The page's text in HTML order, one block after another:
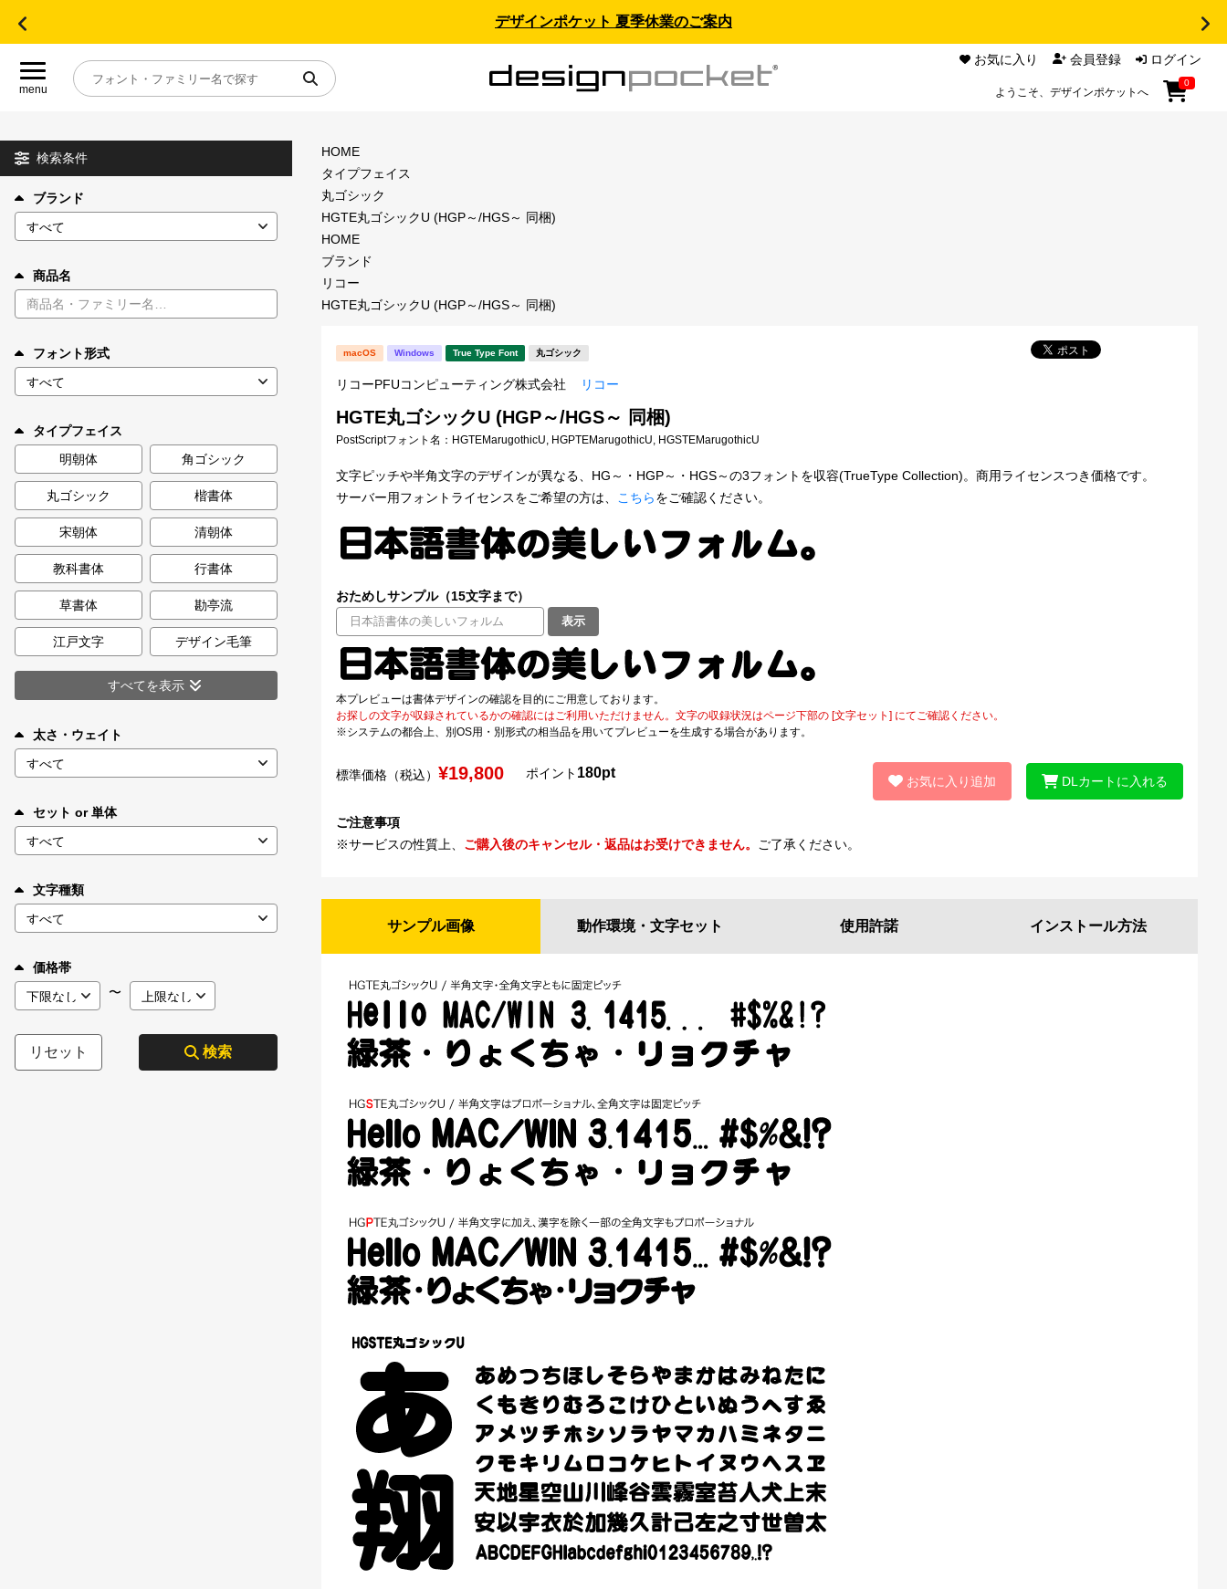
デザインポケット 夏季休業のご案内
menu
お気に入り 会員登録 ログイン
ようこそ、デザインポケットへ
0
目的別フォントガイド
特集
年間ライセンス商品
キャンペーン一覧
カート 0
マイページ
お気に入り
ご利用ガイド
お問い合わせ
検索条件
ブランド
商品名
フォント形式
タイプフェイス
明朝体
角ゴシック
丸ゴシック 楷書体
宋朝体 清朝体
教科書体 行書体
草書体 勘亭流
江戸文字 デザイン毛筆
すべてを表示
太さ・ウェイト
セット or 単体
文字種類
価格帯
〜
リセット 検索
HOME
タイプフェイス
丸ゴシック
HGTE丸ゴシックU (HGP～/HGS～ 同梱)
HOME
ブランド
リコー
HGTE丸ゴシックU (HGP～/HGS～ 同梱)
macOS Windows True Type Font 丸ゴシック
リコーPFUコンピューティング株式会社 リコー
HGTE丸ゴシックU (HGP～/HGS～ 同梱)
PostScriptフォント名： HGTEMarugothicU, HGPTEMarugothicU, HGSTEMarugothicU
文字ピッチや半角文字のデザインが異なる、HG～・HGP～・HGS～の3フォントを収容(TrueType Collection)。商用ライセンスつき価格です。
サーバー用フォントライセンスをご希望の方は、
こちらをご確認ください。
おためしサンプル（15文字まで）
表示
本プレビューは書体デザインの確認を目的にご用意しております。
お探しの文字が収録されているかの確認にはご利用いただけません。文字の収録状況はページ下部の [文字セット] にてご確認ください。
※システムの都合上、別OS用・別形式の相当品を用いてプレビューを生成する場合があります。
標準価格（税込） ¥19,800 ポイント 180pt
お気に入り追加 DLカートに入れる
ご注意事項
※サービスの性質上、 ご購入後のキャンセル・返品はお受けできません。 ご了承ください。
サンプル画像 動作環境・ 文字セット 使用許諾 インストール方法